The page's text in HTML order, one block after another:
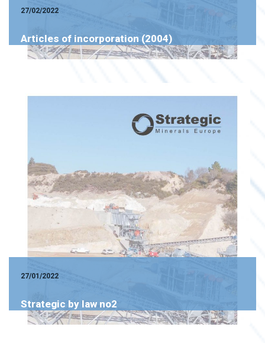
27/02/2022
Articles of incorporation (2004)
27/01/2022
Strategic by law no2